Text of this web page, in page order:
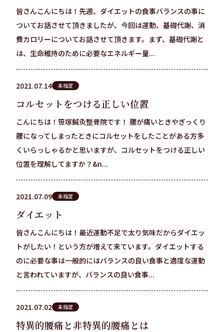
皆さんこんにちは！先週、ダイエットの食事バランスの事に
ついてお話させて頂きましたが、今回は運動、基礎代謝、消
費カロリーについてお話させて頂きます。まず、基礎代謝と
は、生命維持のために必要なエネルギー量...
2021.07.14 未指定
コルセットをつける正しい位置
こんにちは！笹塚鍼灸整骨院です！ 腰が痛いときやぎっくり
腰になってしまったときにコルセットをしたことがある方多
くいらっしゃるかと思いますが、コルセットをつける正しい
位置を理解してますか？&n...
2021.07.09 未指定
ダイエット
皆さんこんにちは！最近運動不足で太り気味だからダイエッ
トがしたい！という方が増えて来ています。ダイエットする
のに必要な事は一般的にはバランスの良い食事と適度な運動
と言われていますが、バランスの良い食事...
2021.07.02 未指定
特異的腰痛と非特異的腰痛とは